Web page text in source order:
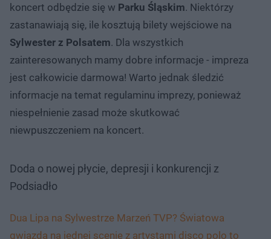
koncert odbędzie się w Parku Śląskim. Niektórzy
zastanawiają się, ile kosztują bilety wejściowe na
Sylwester z Polsatem. Dla wszystkich
zainteresowanych mamy dobre informacje - impreza
jest całkowicie darmowa! Warto jednak śledzić
informacje na temat regulaminu imprezy, ponieważ
niespełnienie zasad może skutkować
niewpuszczeniem na koncert.
Doda o nowej płycie, depresji i konkurencji z
Podsiadło
Dua Lipa na Sylwestrze Marzeń TVP? Światowa
gwiazda na jednej scenie z artystami disco polo to